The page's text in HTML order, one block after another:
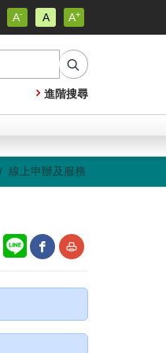
A-
小
級
A小
字
級
A+
小
字
級
尋
進階搜尋
線上申辦及服務